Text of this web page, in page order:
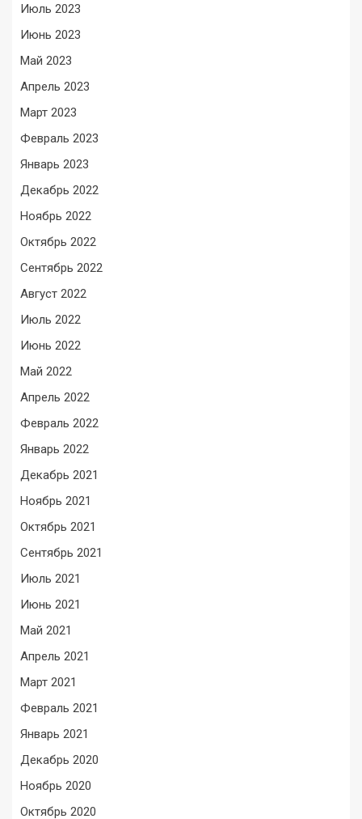
Июль 2023
Июнь 2023
Май 2023
Апрель 2023
Март 2023
Февраль 2023
Январь 2023
Декабрь 2022
Ноябрь 2022
Октябрь 2022
Сентябрь 2022
Август 2022
Июль 2022
Июнь 2022
Май 2022
Апрель 2022
Февраль 2022
Январь 2022
Декабрь 2021
Ноябрь 2021
Октябрь 2021
Сентябрь 2021
Июль 2021
Июнь 2021
Май 2021
Апрель 2021
Март 2021
Февраль 2021
Январь 2021
Декабрь 2020
Ноябрь 2020
Октябрь 2020